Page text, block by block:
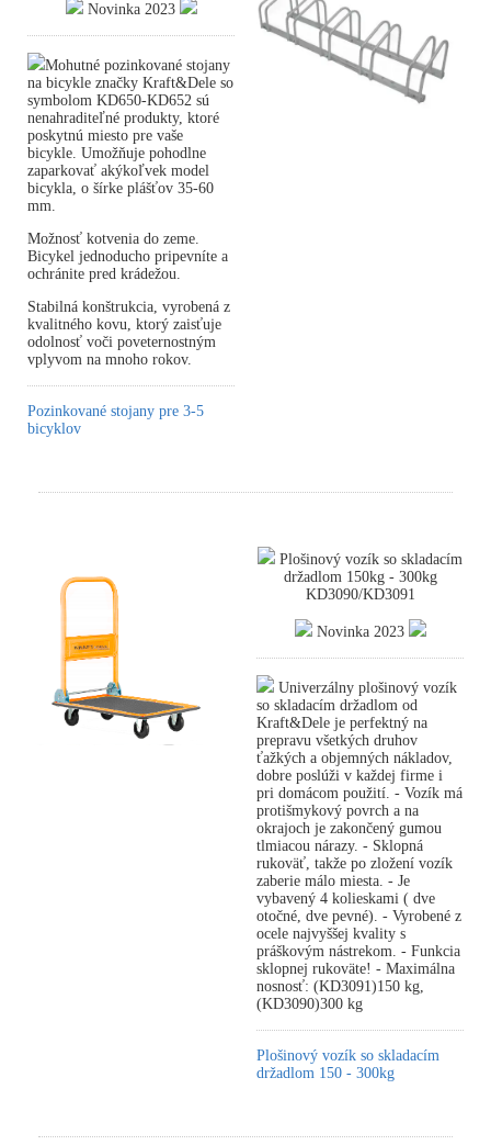
Novinka 2023
Mohutné pozinkované stojany
na bicykle značky Kraft&Dele so
symbolom KD650-KD652 sú
nenahraditeľné produkty, ktoré
poskytnú miesto pre vaše
bicykle. Umožňuje pohodlne
zaparkovať akýkoľvek model
bicykla, o šírke plášťov 35-60
mm.
Možnosť kotvenia do zeme.
Bicykel jednoducho pripevníte a
ochránite pred krádežou.
Stabilná konštrukcia, vyrobená z
kvalitného kovu, ktorý zaisťuje
odolnosť voči poveternostným
vplyvom na mnoho rokov.
Pozinkované stojany pre 3-5
bicyklov
Plošinový vozík so skladacím
držadlom 150kg - 300kg
KD3090/KD3091
Novinka 2023
Univerzálny plošinový vozík
so skladacím držadlom od
Kraft&Dele je perfektný na
prepravu všetkých druhov
ťažkých a objemných nákladov,
dobre poslúži v každej firme i
pri domácom použití. - Vozík má
protišmykový povrch a na
okrajoch je zakončený gumou
tlmiacou nárazy. - Sklopná
rukoväť, takže po zložení vozík
zaberie málo miesta. - Je
vybavený 4 kolieskami ( dve
otočné, dve pevné). - Vyrobené z
ocele najvyššej kvality s
práškovým nástrekom. - Funkcia
sklopnej rukoväte! - Maximálna
nosnosť: (KD3091)150 kg,
(KD3090)300 kg
Plošinový vozík so skladacím
držadlom 150 - 300kg